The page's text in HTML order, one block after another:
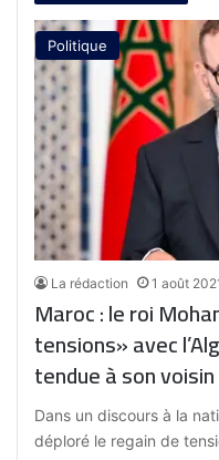
Politique
La rédaction 1 août
Maroc : le roi
tensions» avec
tendue à son voisin
Dans un discours à la
déploré le regain de